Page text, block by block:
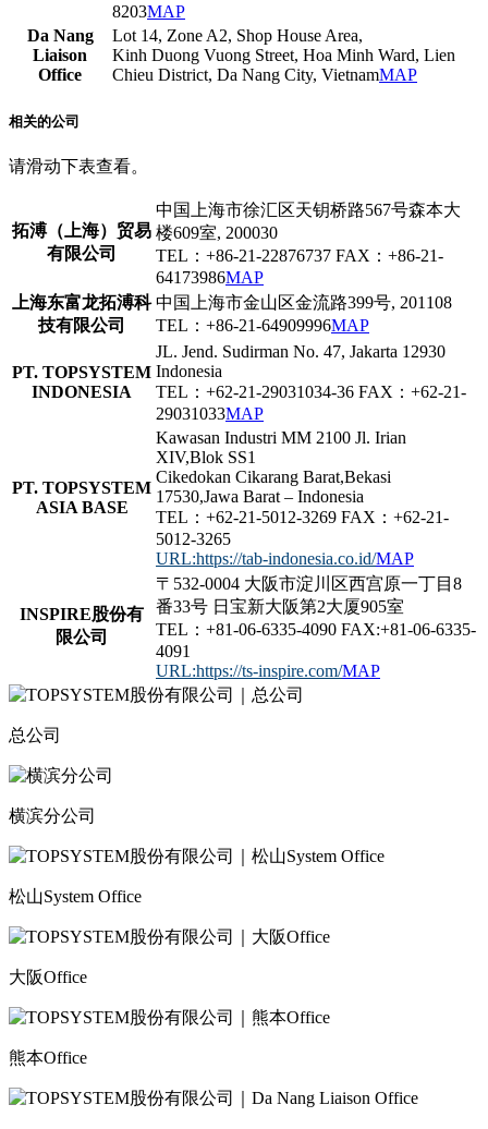
8203MAP
Da Nang
Liaison
Office
Lot 14, Zone A2, Shop House Area,
Kinh Duong Vuong Street, Hoa Minh Ward, Lien
Chieu District, Da Nang City, VietnamMAP
相关的公司
请滑动下表查看。
拓溥（上海）贸易
有限公司
中国上海市徐汇区天钥桥路567号森本大
楼609室, 200030
TEL：+86-21-22876737 FAX：+86-21-
64173986MAP
上海东富龙拓溥科
技有限公司
中国上海市金山区金流路399号, 201108
TEL：+86-21-64909996MAP
PT. TOPSYSTEM
INDONESIA
JL. Jend. Sudirman No. 47, Jakarta 12930
Indonesia
TEL：+62-21-29031034-36 FAX：+62-21-
29031033MAP
PT. TOPSYSTEM
ASIA BASE
Kawasan Industri MM 2100 Jl. Irian
XIV,Blok SS1
Cikedokan Cikarang Barat,Bekasi
17530,Jawa Barat – Indonesia
TEL：+62-21-5012-3269 FAX：+62-21-
5012-3265
URL:https://tab-indonesia.co.id/MAP
INSPIRE股份有
限公司
〒532-0004 大阪市淀川区西宫原一丁目8
番33号 日宝新大阪第2大厦905室
TEL：+81-06-6335-4090 FAX:+81-06-6335-
4091
URL:https://ts-inspire.com/MAP
总公司
横滨分公司
松山System Office
大阪Office
熊本Office